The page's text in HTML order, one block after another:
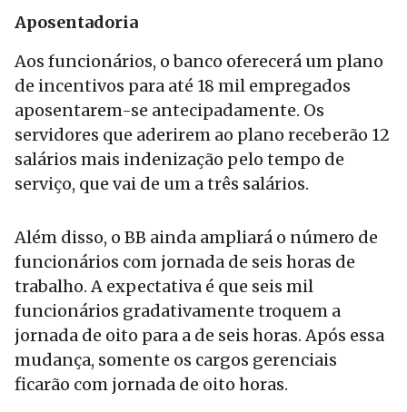
Aposentadoria
Aos funcionários, o banco oferecerá um plano
de incentivos para até 18 mil empregados
aposentarem-se antecipadamente. Os
servidores que aderirem ao plano receberão 12
salários mais indenização pelo tempo de
serviço, que vai de um a três salários.
Além disso, o BB ainda ampliará o número de
funcionários com jornada de seis horas de
trabalho. A expectativa é que seis mil
funcionários gradativamente troquem a
jornada de oito para a de seis horas. Após essa
mudança, somente os cargos gerenciais
ficarão com jornada de oito horas.